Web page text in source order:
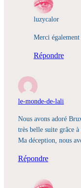
luzycalor
Merci
Répondre
le-monde-de-lali
Nous avons adoré
très belle suite grâce
Ma déception, nous
Répondre